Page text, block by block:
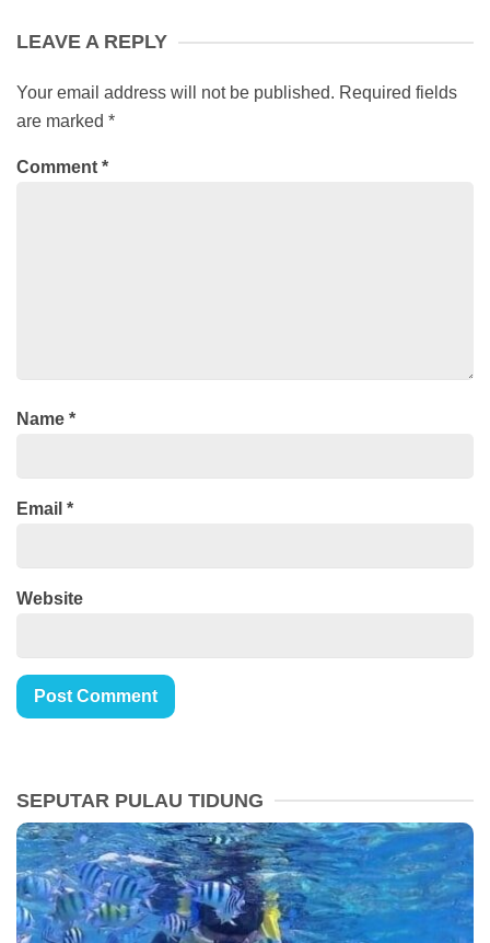
LEAVE A REPLY
Your email address will not be published. Required fields
are marked *
Comment *
Name *
Email *
Website
SEPUTAR PULAU TIDUNG